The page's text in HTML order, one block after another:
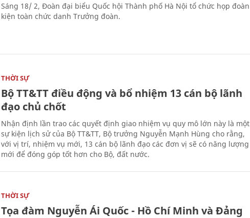
Sáng 18/ 2, Đoàn đại biểu Quốc hội Thành phố Hà Nội tổ chức họp đoàn
kiện toàn chức danh Trưởng đoàn.
THỜI SỰ
Bộ TT&TT điều động và bổ nhiệm 13 cán bộ lãnh
đạo chủ chốt
Nhận định lần trao các quyết định giao nhiệm vụ quy mô lớn này là một
sự kiện lịch sử của Bộ TT&TT, Bộ trưởng Nguyễn Mạnh Hùng cho rằng,
với vị trí, nhiệm vụ mới, 13 cán bộ lãnh đạo các đơn vị sẽ có năng lượng
mới để đóng góp tốt hơn cho Bộ, đất nước.
THỜI SỰ
Tọa đàm Nguyễn Ái Quốc - Hồ Chí Minh và Đảng